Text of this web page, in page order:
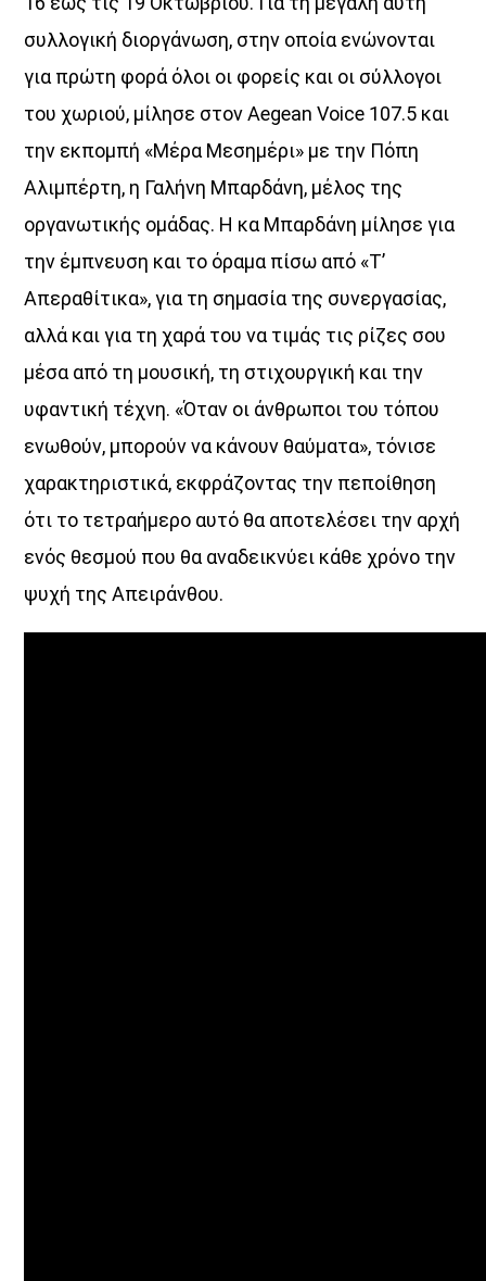
<div [...]
Discover More
UPCOMING SHOWS
Κοιμάστε με άλλους, ξυπνάτε μαζί μου
08:30
«Στο βάθος κήπος»
08:30
10:00
Σημεία & Τέρατα
Μέρα Μεσημέρι
συλλογική διοργάνωση, στην οποία ενώνονται
για πρώτη φορά όλοι οι φορείς και οι σύλλογοι
του χωριού, μίλησε στον Aegean Voice 107.5 και
την εκπομπή «Μέρα Μεσημέρι» με την Πόπη
Αλιμπέρτη, η Γαλήνη Μπαρδάνη, μέλος της
οργανωτικής ομάδας. Η κα Μπαρδάνη μίλησε για
την έμπνευση και το όραμα πίσω από «Τ’
Απεραθίτικα», για τη σημασία της συνεργασίας,
αλλά και για τη χαρά του να τιμάς τις ρίζες σου
μέσα από τη μουσική, τη στιχουργική και την
υφαντική τέχνη. «Όταν οι άνθρωποι του τόπου
ενωθούν, μπορούν να κάνουν θαύματα», τόνισε
χαρακτηριστικά, εκφράζοντας την πεποίθηση
ότι το τετραήμερο αυτό θα αποτελέσει την αρχή
ενός θεσμού που θα αναδεικνύει κάθε χρόνο την
ψυχή της Απειράνθου.